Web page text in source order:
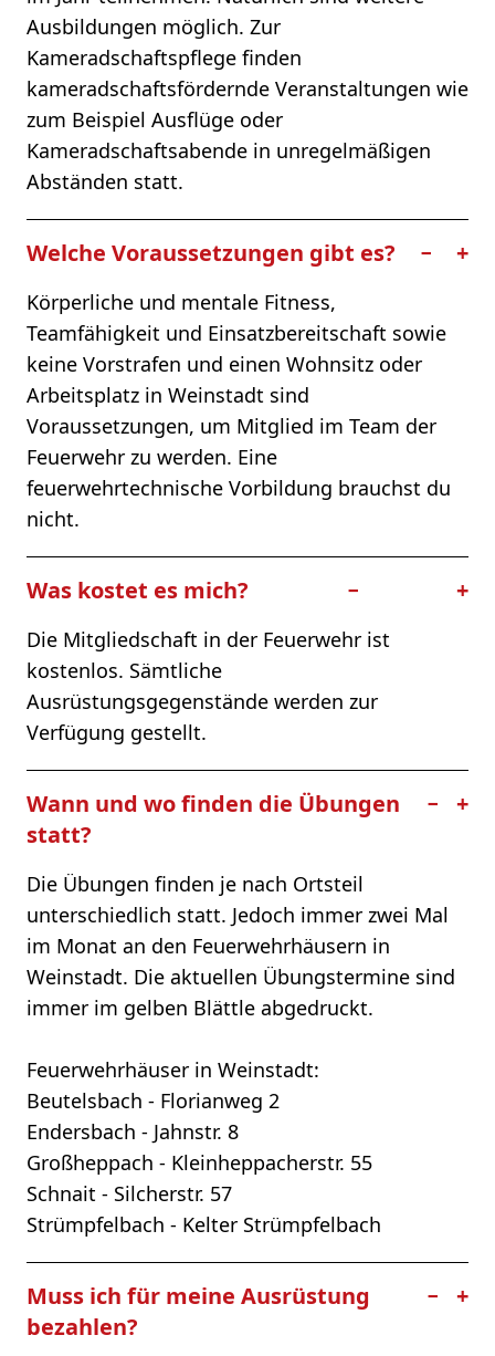
Ausbildungen möglich. Zur
Kameradschaftspflege finden
kameradschaftsfördernde Veranstaltungen wie
zum Beispiel Ausflüge oder
Kameradschaftsabende in unregelmäßigen
Abständen statt.
Welche Voraussetzungen gibt es? − +
Körperliche und mentale Fitness,
Teamfähigkeit und Einsatzbereitschaft sowie
keine Vorstrafen und einen Wohnsitz oder
Arbeitsplatz in Weinstadt sind
Voraussetzungen, um Mitglied im Team der
Feuerwehr zu werden. Eine
feuerwehrtechnische Vorbildung brauchst du
nicht.
Was kostet es mich? − +
Die Mitgliedschaft in der Feuerwehr ist
kostenlos. Sämtliche
Ausrüstungsgegenstände werden zur
Verfügung gestellt.
Wann und wo finden die Übungen
statt?
− +
Die Übungen finden je nach Ortsteil
unterschiedlich statt. Jedoch immer zwei Mal
im Monat an den Feuerwehrhäusern in
Weinstadt. Die aktuellen Übungstermine sind
immer im gelben Blättle abgedruckt.
Feuerwehrhäuser in Weinstadt:
Beutelsbach - Florianweg 2
Endersbach - Jahnstr. 8
Großheppach - Kleinheppacherstr. 55
Schnait - Silcherstr. 57
Strümpfelbach - Kelter Strümpfelbach
Muss ich für meine Ausrüstung
bezahlen?
− +